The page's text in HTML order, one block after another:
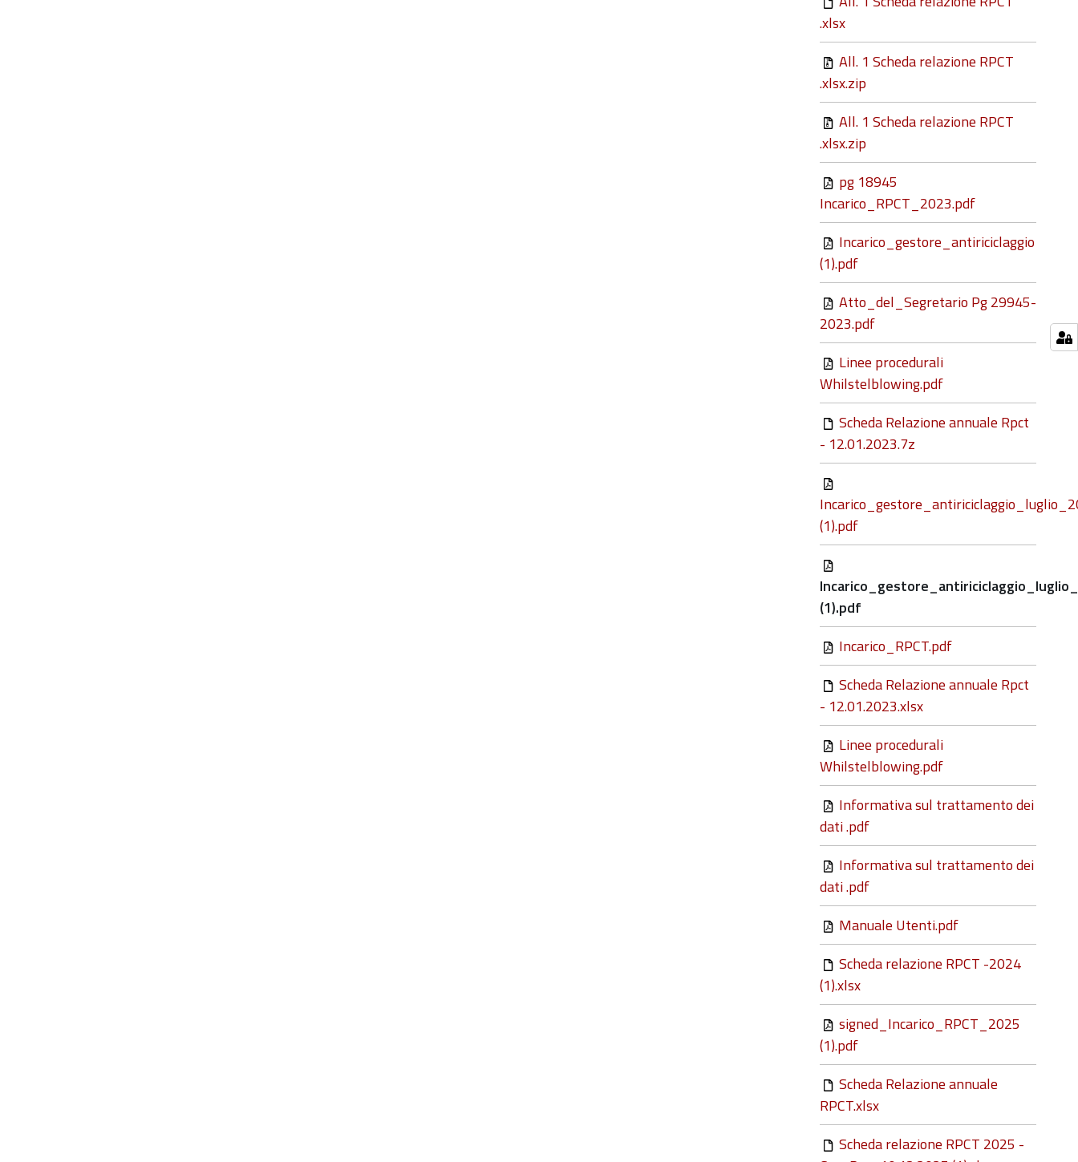
.xlsx
All. 1 Scheda relazione RPCT
.xlsx.zip
All. 1 Scheda relazione RPCT
.xlsx.zip
pg 18945
Incarico_RPCT_2023.pdf
Incarico_gestore_antiriciclaggio
(1).pdf
Atto_del_Segretario Pg 29945-
2023.pdf
Linee procedurali
Whilstelblowing.pdf
Scheda Relazione annuale Rpct
- 12.01.2023.7z
(1).pdf
(1).pdf
Incarico_RPCT.pdf
Scheda Relazione annuale Rpct
- 12.01.2023.xlsx
Linee procedurali
Whilstelblowing.pdf
Informativa sul trattamento dei
dati .pdf
Informativa sul trattamento dei
dati .pdf
Manuale Utenti.pdf
Scheda relazione RPCT -2024
(1).xlsx
signed_Incarico_RPCT_2025
(1).pdf
Scheda Relazione annuale
RPCT.xlsx
Scheda relazione RPCT 2025 -